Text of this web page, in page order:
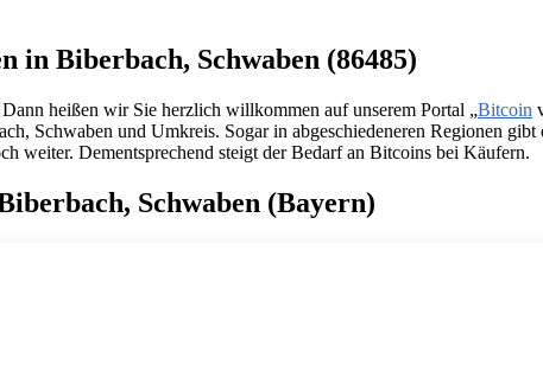
in Biberbach, Schwaben (86485)
heißen wir Sie herzlich willkommen auf unserem Portal „Bitcoin
Schwaben und Umkreis. Sogar in abgeschiedeneren Regionen
weiter. Dementsprechend steigt der Bedarf an Bitcoins bei Käufern.
Schwaben (Bayern)